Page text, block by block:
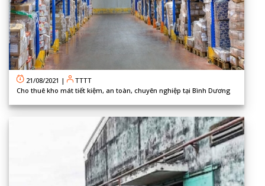
21/08/2021 |
TTTT
Cho thuê kho mát tiết kiệm, an toàn, chuyên nghiệp tại Bình Dương